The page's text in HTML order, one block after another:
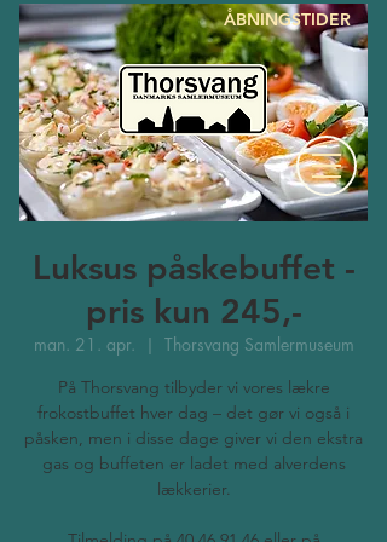
ÅBNINGSTIDER
Luksus påskebuffet -
pris kun 245,-
man. 21. apr.
  |
Thorsvang Samlermuseum
På Thorsvang tilbyder vi vores lækre
frokostbuffet hver dag – det gør vi også i
påsken, men i disse dage giver vi den ekstra
gas og buffeten er ladet med alverdens
lækkerier.